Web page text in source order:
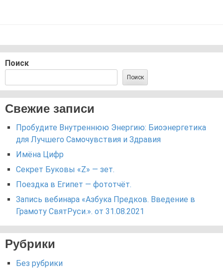
Поиск
Поиск
Свежие записи
Пробудите Внутреннюю Энергию: Биоэнергетика
для Лучшего Самочувствия и Здравия
Имёна Цифр
Секрет Буковы «Z» — зет.
Поездка в Египет — фототчёт.
Запись вебинара «Азбука Предков. Введение в
Грамоту СвятРуси.». от 31.08.2021
Рубрики
Без рубрики